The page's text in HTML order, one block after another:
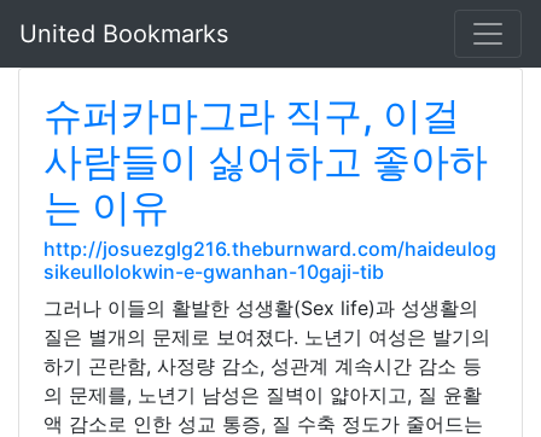
United Bookmarks
슈퍼카마그라 직구, 이걸
사람들이 싫어하고 좋아하
는 이유
http://josuezglg216.theburnward.com/haideulog
sikeullolokwin-e-gwanhan-10gaji-tib
그러나 이들의 활발한 성생활(Sex life)과 성생활의
질은 별개의 문제로 보여졌다. 노년기 여성은 발기의
하기 곤란함, 사정량 감소, 성관계 계속시간 감소 등
의 문제를, 노년기 남성은 질벽이 얇아지고, 질 윤활
액 감소로 인한 성교 통증, 질 수축 정도가 줄어드는